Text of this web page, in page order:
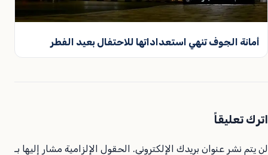
أمانة الجوف تنهي استعداداتها للاحتفال بعيد الفطر
اترك تعليقاً
لن يتم نشر عنوان بريدك الإلكتروني. الحقول الإلزامية مشار إليها بـ